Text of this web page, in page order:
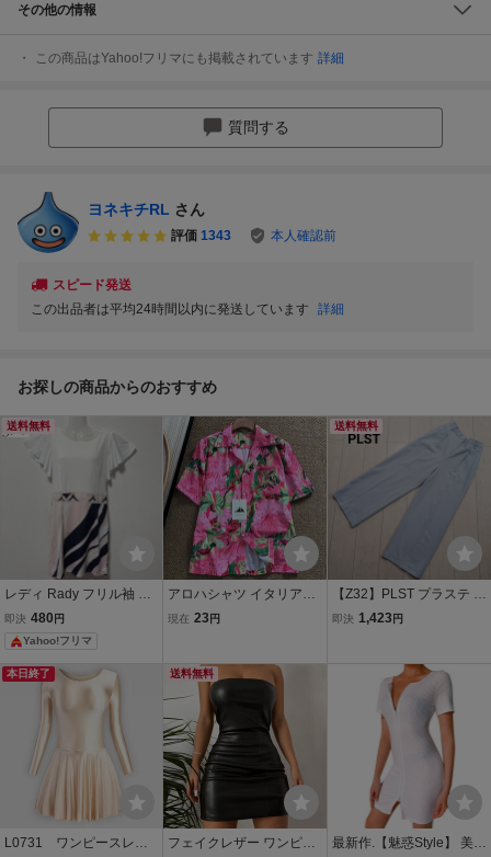
その他の情報
この商品はYahoo!フリマにも掲載されています 詳細
質問する
ヨネキチRL さん
評価 1343 本人確認前
スピード発送
この出品者は平均24時間以内に発送しています
詳細
お探しの商品からのおすすめ
送料無料
レディ Rady フリル袖 ミ
ニワンピース マーブル柄
タイト フリーサイズ F
即決 480 円
Yahoo!フリマ
アロハシャツ イタリア製
シルク混 薄手 滑らか 通気
襟シャツ ビーチ 旅行 夏服
SIZE:L
現在 23 円
送料無料
【Z32】PLST プラステ き
れいめ ワイドパンツ スラ
ル 水色 ライトブルー
即決 1,423 円
本日終了
L0731 ワンピースレデ
送料無料
フェイクレザー ワンピー
最新作.【魅惑Style】 美胸